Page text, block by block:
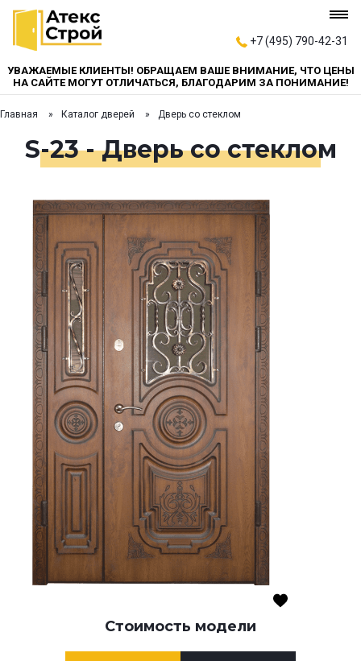
+7 (495) 790-42-31
УВАЖАЕМЫЕ КЛИЕНТЫ! ОБРАЩАЕМ ВАШЕ ВНИМАНИЕ, ЧТО ЦЕНЫ
НА САЙТЕ МОГУТ ОТЛИЧАТЬСЯ, БЛАГОДАРИМ ЗА ПОНИМАНИЕ!
Главная Каталог дверей Дверь со стеклом
S-23 - Дверь со стеклом
Стоимость модели